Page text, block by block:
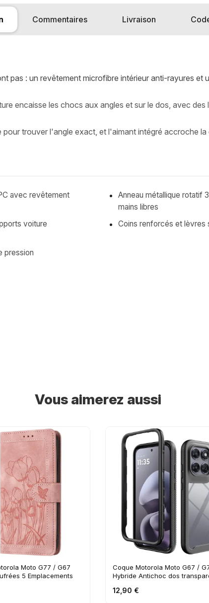
Commentaires Livraison
pas : un revêtement microfibre intérieur anti-rayures et
encaisse les chocs aux angles et sur le dos, avec
trouver l'angle exact, et l'aimant intégré accroche
avec revêtement
Anneau métallique rotatif
mains libres
voiture
Coins renforcés et
pression
Vous aimerez aussi
Moto G77 / G67
5 Emplacements
Coque Motorola Moto G67 /
Hybride Antichoc dos
12,90 €